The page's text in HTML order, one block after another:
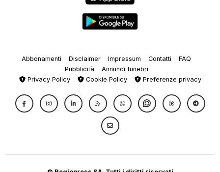
Abbonamenti Disclaimer Impressum Contatti
FAQ
Pubblicità
Annunci funebri
Privacy Policy
Cookie Policy Preferenze privacy